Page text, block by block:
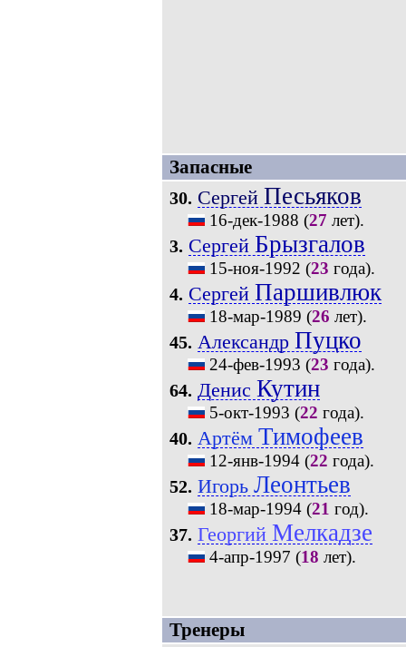
Запасные
30. Сергей Песьяков
16-дек-1988 (27 лет).
3. Сергей Брызгалов
15-ноя-1992 (23 года).
4. Сергей Паршивлюк
18-мар-1989 (26 лет).
45. Александр Пуцко
24-фев-1993 (23 года).
64. Денис Кутин
5-окт-1993 (22 года).
40. Артём Тимофеев
12-янв-1994(22 года).
52. Игорь Леонтьев
18-мар-1994(21 год).
37. Георгий Мелкадзе
4-апр-1997 (18 лет).
Тренеры